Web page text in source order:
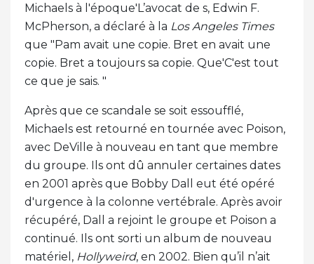
Michaels à l'époque'L’avocat de s, Edwin F.
McPherson, a déclaré à la Los Angeles Times
que "Pam avait une copie. Bret en avait une
copie. Bret a toujours sa copie. Que'C'est tout
ce que je sais. "
Après que ce scandale se soit essoufflé,
Michaels est retourné en tournée avec Poison,
avec DeVille à nouveau en tant que membre
du groupe. Ils ont dû annuler certaines dates
en 2001 après que Bobby Dall eut été opéré
d'urgence à la colonne vertébrale. Après avoir
récupéré, Dall a rejoint le groupe et Poison a
continué. Ils ont sorti un album de nouveau
matériel, Hollyweird, en 2002. Bien qu’il n’ait